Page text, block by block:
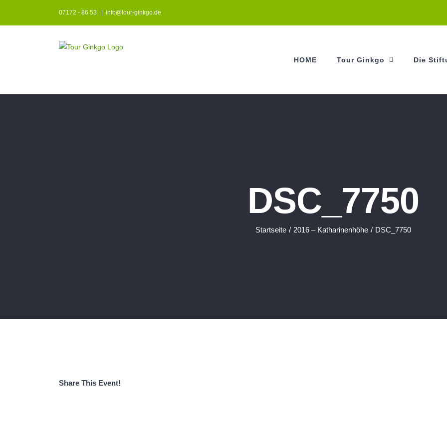
07172 - 86 53 info@tour-ginkgo.de
HOME Tour Ginkgo Die
DSC_7750
Startseite / 2016 – Katharinenhöhe / DSC_7750
Share This Event!